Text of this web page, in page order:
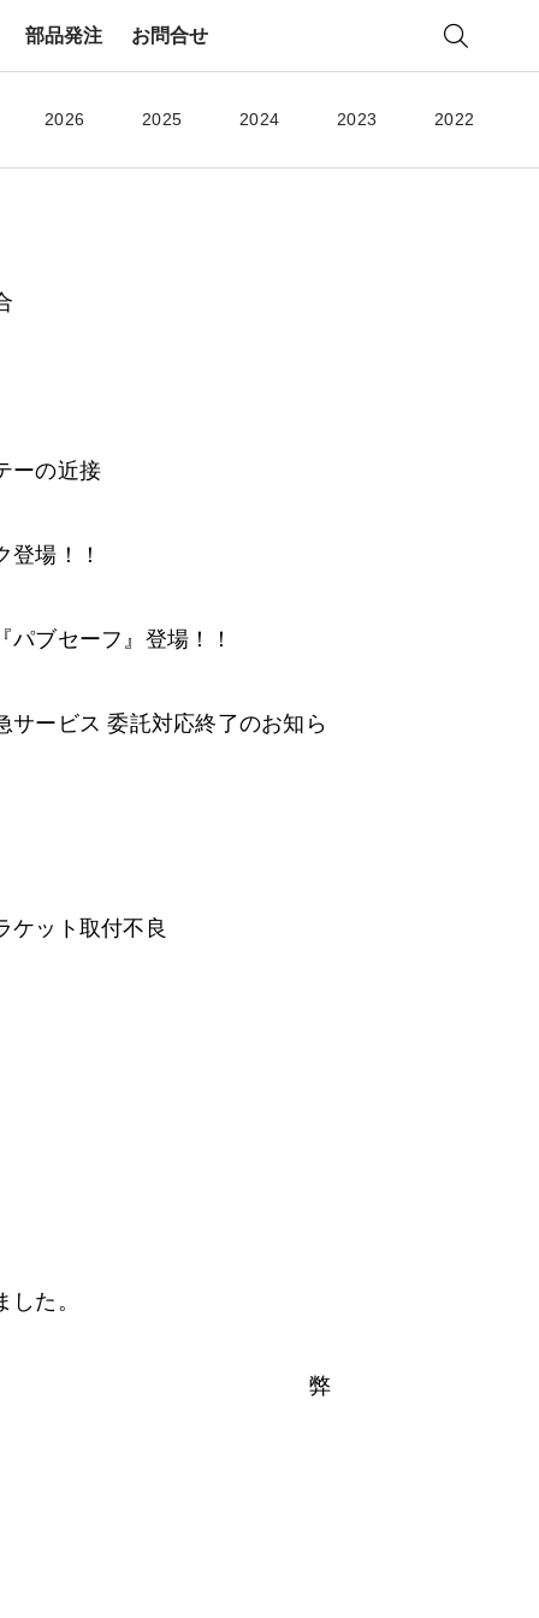
部品発注 お問合せ
2026 2025 2024 2023 2022
ーの近接
場！！
ブセーフ』登場！！
サービス 委託対応終了のお知ら
ケット取付不良
た。
日開催）に出展！ 弊